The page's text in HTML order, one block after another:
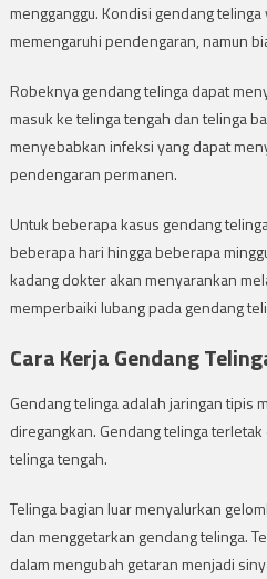
mengganggu. Kondisi gendang
memengaruhi pendengaran, namun
Robeknya gendang telinga dapat
masuk ke telinga tengah dan telinga
menyebabkan infeksi yang dapat
pendengaran permanen.
Untuk beberapa kasus gendang
beberapa hari hingga beberapa
kadang dokter akan menyarankan
memperbaiki lubang pada gendang
Cara Kerja Gendang
Gendang telinga adalah jaringan tipis
diregangkan. Gendang telinga
telinga tengah.
Telinga bagian luar menyalurkan
dan menggetarkan gendang telinga.
dalam mengubah getaran menjadi